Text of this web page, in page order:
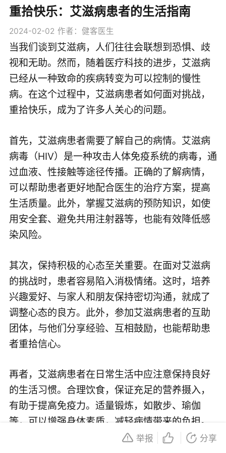
重拾快乐：艾滋病患者的生活指南
2024-02-02 作者：健客医生
当我们谈到艾滋病，人们往往会联想到恐惧、歧
视和无助。然而，随着医疗科技的进步，艾滋病
已经从一种致命的疾病转变为可以控制的慢性
病。在这个过程中，艾滋病患者如何面对挑战，
重拾快乐，成为了许多人关心的问题。
首先，艾滋病患者需要了解自己的病情。艾滋病
病毒（HIV）是一种攻击人体免疫系统的病毒，通
过血液、性接触等途径传播。正确的了解病情，
可以帮助患者更好地配合医生的治疗方案，提高
生活质量。此外，掌握艾滋病的预防知识，如使
用安全套、避免共用注射器等，也能有效降低感
染风险。
其次，保持积极的心态至关重要。在面对艾滋病
的挑战时，患者容易陷入消极情绪。这时，培养
兴趣爱好、与家人和朋友保持密切沟通，就成了
调整心态的良方。此外，参加艾滋病患者的互助
团体，与他们分享经验、互相鼓励，也能帮助患
者重拾信心。
再者，艾滋病患者在日常生活中应注意保持良好
的生活习惯。合理饮食，保证充足的营养摄入，
有助于提高免疫力。适量锻炼，如散步、瑜伽
等，可以增强身体素质，减轻病情带来的负担。
此外，保持良好的作息时间，避免过度劳累，也
举报 分享